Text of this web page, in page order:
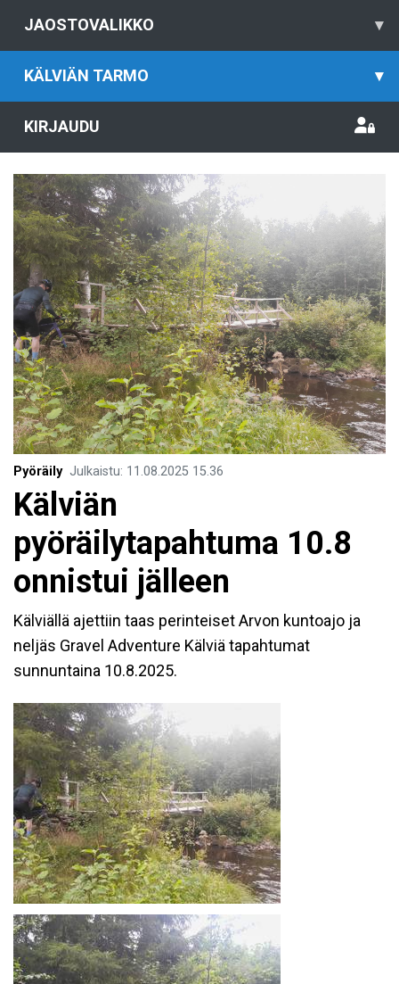
JAOSTOVALIKKO ▾
KÄLVIÄN TARMO ▾
KIRJAUDU
Pyöräily Julkaistu: 11.08.2025 15.36
Kälviän
pyöräilytapahtuma 10.8
onnistui jälleen
Kälviällä ajettiin taas perinteiset Arvon kuntoajo ja
neljäs Gravel Adventure Kälviä tapahtumat
sunnuntaina 10.8.2025.